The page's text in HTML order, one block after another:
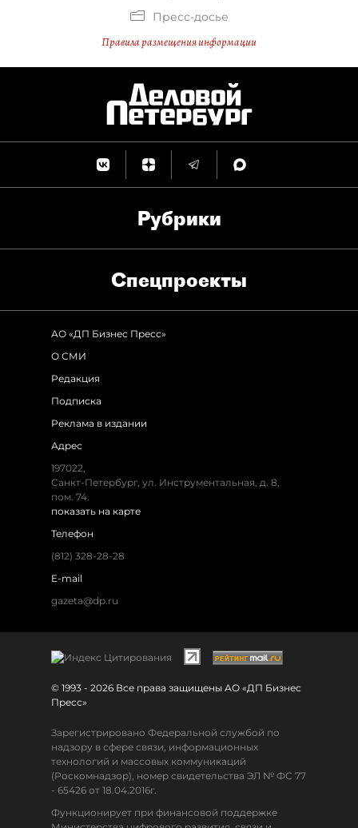
Пресс-досье
Правила размещения информации
Рубрики
Спец­проекты
АО «ДП Бизнес Пресс»
О СМИ
Редакция
Подписка
Реклама в издании
Адрес
197022,
Санкт-Петербург, ул. Инструментальная, д. 8,
пом. 74.
показать на карте
Телефон
(812) 328-28-28
E-mail
gazeta@dp.ru
© 1993 - 2026 Все права защищены АО «ДП Бизнес
Пресс»
Зарегистрировано Федеральной службой по
надзору в сфере связи, информационных
технологий и массовых коммуникаций
(Роскомнадзор), номер свидетельства ЭЛ № ФС 77
- 65426 от 18.04.2016г.
Функционирует при финансовой поддержке